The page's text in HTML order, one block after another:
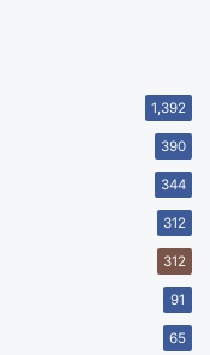
1,392
390
344
312
312
91
65